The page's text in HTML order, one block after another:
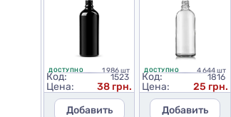
ДОСТУПНО 1 986 шт
Код: 1523
Цена:
38 грн.
Добавить
ДОСТУПНО 4 644 шт
Код: 1816
Цена:
25 грн.
Добавить